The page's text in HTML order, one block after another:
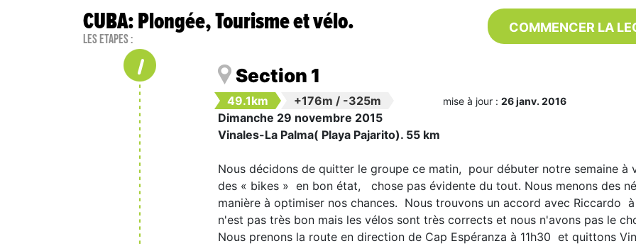
CUBA: Plongée, Tourisme et vélo.
Les étapes :
COMMENCER LA
1 Section 1
49.1km +176m / -325m mise à jour : 26 janv. 2016
Dimanche 29 novembre 2015
Vinales-La Palma( Playa Pajarito). 55 km
Nous décidons de quitter le groupe ce matin, pour débuter notre semaine à
des « bikes » en bon état, chose pas évidente du tout. Nous menons des
manière à optimiser nos chances. Nous trouvons un accord avec Riccardo
n'est pas très bon mais les vélos sont très corrects et nous n'avons pas le
Nous prenons la route en direction de Cap Espéranza à 11h30 et quittons